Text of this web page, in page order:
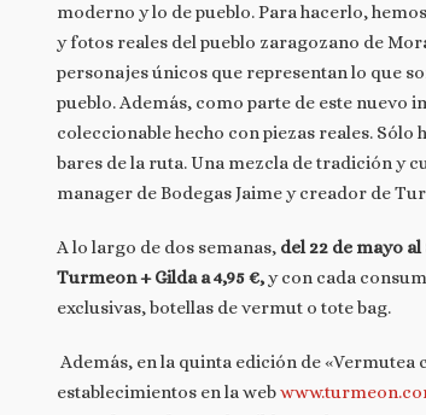
moderno y lo de pueblo. Para hacerlo,
y fotos reales del pueblo zaragozano de
personajes únicos que representan lo que
pueblo. Además, como parte de este nuevo
coleccionable hecho con piezas reales.
bares de la ruta. Una mezcla de tradición y
manager de Bodegas Jaime y creador de
A lo largo de dos semanas, del 22 de mayo
Turmeon + Gilda a 4,95 €,y con cada
exclusivas, botellas de vermut o tote bag.
Además, en la quinta edición de
establecimientos en la web